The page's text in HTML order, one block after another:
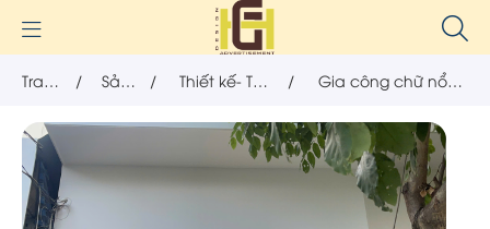
Trang
chủ
/
Sản
phẩm
/
Thiết kế- Thi
công nội thất
/
Gia công chữ nổi
theo thiết kế riêng